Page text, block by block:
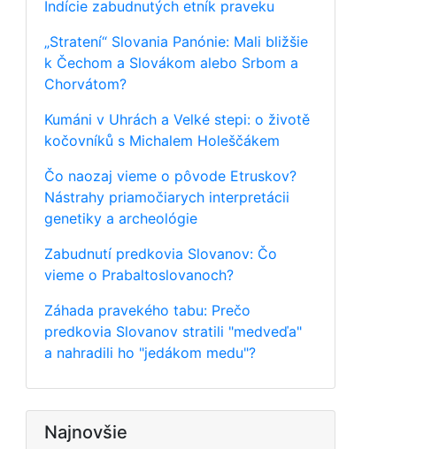
Indície zabudnutých etník praveku
„Stratení“ Slovania Panónie: Mali bližšie
k Čechom a Slovákom alebo Srbom a
Chorvátom?
Kumáni v Uhrách a Velké stepi: o životě
kočovníků s Michalem Holeščákem
Čo naozaj vieme o pôvode Etruskov?
Nástrahy priamočiarych interpretácii
genetiky a archeológie
Zabudnutí predkovia Slovanov: Čo
vieme o Prabaltoslovanoch?
Záhada pravekého tabu: Prečo
predkovia Slovanov stratili "medveďa"
a nahradili ho "jedákom medu"?
Najnovšie